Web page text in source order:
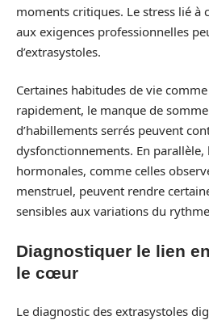
moments critiques. Le stress lié à
aux exigences professionnelles
d’extrasystoles.
Certaines habitudes de vie
rapidement, le manque de
d’habillements serrés peuvent
dysfonctionnements. En parallèle,
hormonales, comme celles
menstruel, peuvent rendre
sensibles aux variations du
Diagnostiquer le lien
le cœur
Le diagnostic des extrasystoles